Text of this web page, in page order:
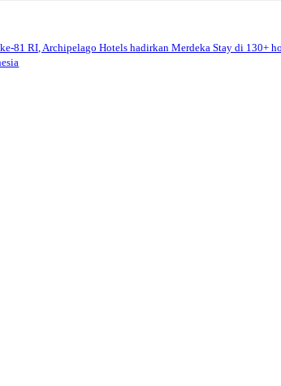
81 RI, Archipelago Hotels hadirkan Merdeka Stay di 130+